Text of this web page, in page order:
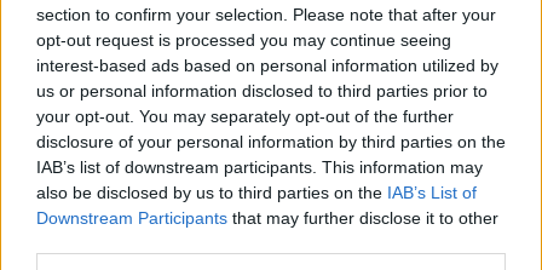
section to confirm your selection. Please note that after your
opt-out request is processed you may continue seeing
interest-based ads based on personal information utilized by
us or personal information disclosed to third parties prior to
your opt-out. You may separately opt-out of the further
disclosure of your personal information by third parties on the
IAB’s list of downstream participants. This information may
also be disclosed by us to third parties on the IAB’s List of
Downstream Participants that may further disclose it to other
Europa está huérfana. El modelo político surgido
tras la II Guerra Mundial, ha durado mucho, ha
mantenido la paz y el crecimiento pero ha tocado a
su fin.
AUTOR ANNA BALLETBÒ
Mas artículos del mismo autor/a
LUNES, 25 NOVIEMBRE 2024